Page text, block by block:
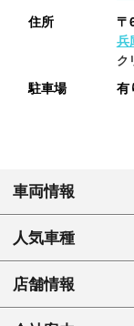
住所
〒
兵
ク
駐車場 有
車両情報
人気車種
店舗情報